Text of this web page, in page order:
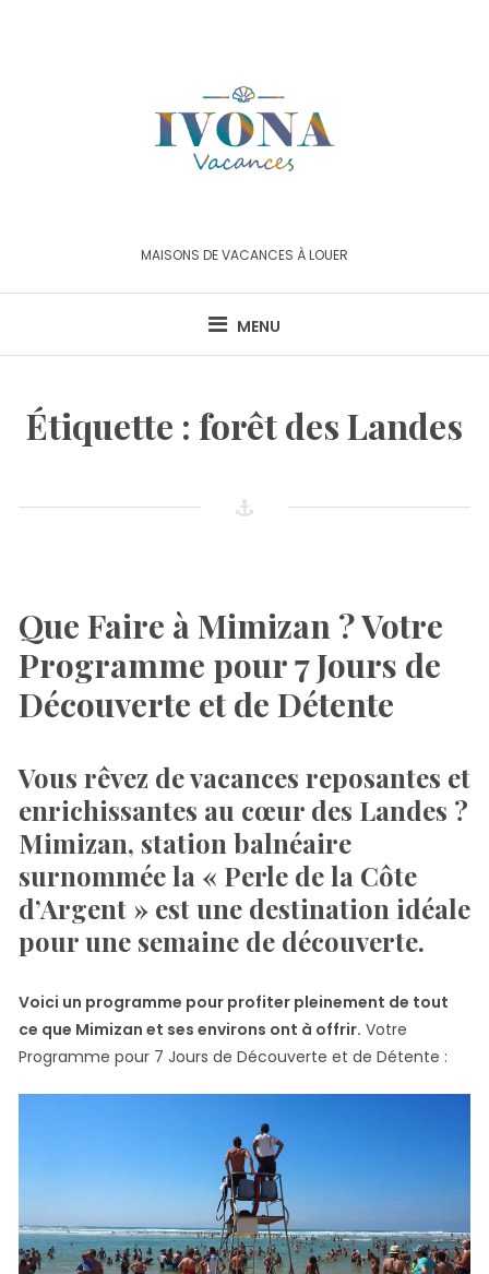
MAISONS DE VACANCES À LOUER
MENU
Étiquette : forêt des Landes
Que Faire à Mimizan ? Votre
Programme pour 7 Jours de
Découverte et de Détente
Vous rêvez de vacances reposantes et
enrichissantes au cœur des Landes ?
Mimizan, station balnéaire
surnommée la « Perle de la Côte
d’Argent » est une destination idéale
pour une semaine de découverte.
Voici un programme pour profiter pleinement de tout
ce que Mimizan et ses environs ont à offrir. Votre
Programme pour 7 Jours de Découverte et de Détente :